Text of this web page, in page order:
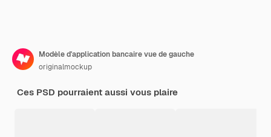
Modèle d'application bancaire vue de gauche
originalmockup
Ces PSD pourraient aussi vous plaire